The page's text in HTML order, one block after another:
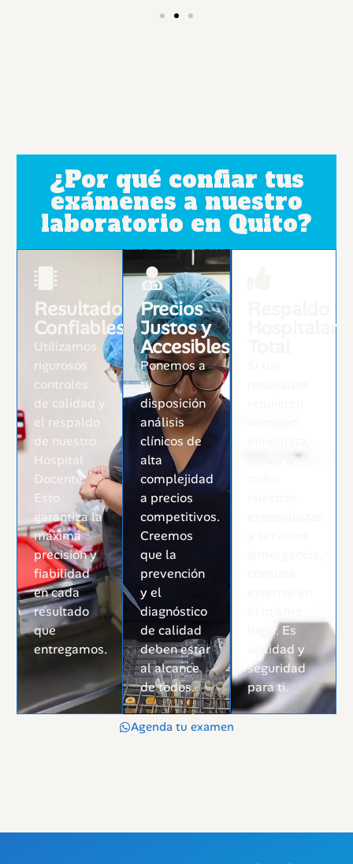
¿Por qué confiar tus
exámenes a nuestro
laboratorio en Quito?
Resultados
Confiables
Utilizamos
rigurosos
controles
de calidad y
el respaldo
de nuestro
Hospital
Docente.
Esto
garantiza la
máxima
precisión y
fiabilidad
en cada
resultado
que
entregamos.
Precios
Justos y
Accesibles
Ponemos a
tu
disposición
análisis
clínicos de
alta
complejidad
a precios
competitivos.
Creemos
que la
prevención
y el
diagnóstico
de calidad
deben estar
al alcance
de todos.
Hospitalario
lugar. Es
agilidad y
seguridad
para ti.
Agenda tu examen